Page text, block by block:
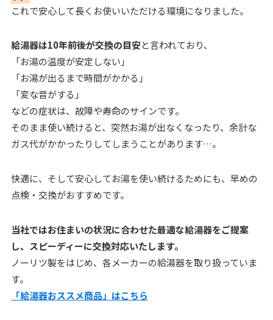
これで安心して長くお使いいただける環境になりました。
給湯器は10年前後が交換の目安と言われており、
「お湯の温度が安定しない」
「お湯が出るまで時間がかかる」
「変な音がする」
などの症状は、故障や寿命のサインです。
そのまま使い続けると、突然お湯が出なくなったり、余計な
ガス代がかかったりしてしまうことがあります…。
快適に、そして安心してお湯を使い続けるためにも、早めの
点検・交換がおすすめです。
当社ではお住まいの状況に合わせた最適な給湯器をご提案
し、スピーディーに交換対応いたします。
ノーリツ製をはじめ、各メーカーの給湯器を取り扱っていま
す。
「給湯器おススメ商品」はこちら